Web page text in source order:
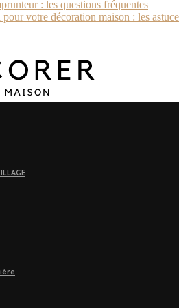
: les questions fréquentes
votre décoration maison : les